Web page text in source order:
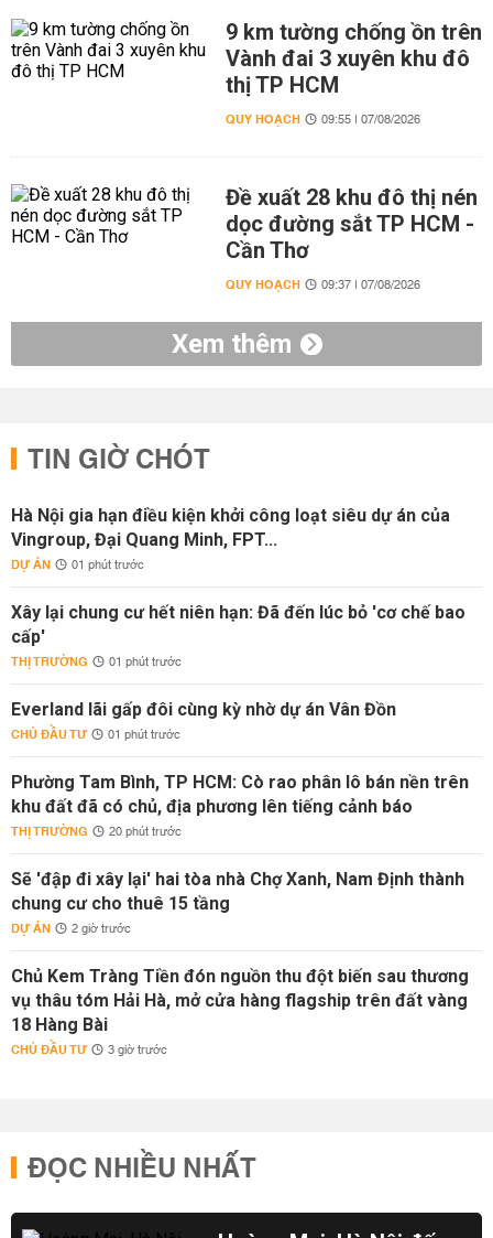
9 km tường chống ồn trên
Vành đai 3 xuyên khu đô
thị TP HCM
QUY HOẠCH 09:55 | 07/08/2026
Đề xuất 28 khu đô thị nén
dọc đường sắt TP HCM -
Cần Thơ
QUY HOẠCH 09:37 | 07/08/2026
Xem thêm
TIN GIỜ CHÓT
Hà Nội gia hạn điều kiện khởi công loạt siêu dự án của
Vingroup, Đại Quang Minh, FPT...
DỰ ÁN 01 phút trước
Xây lại chung cư hết niên hạn: Đã đến lúc bỏ 'cơ chế bao
cấp'
THỊ TRƯỜNG 01 phút trước
Everland lãi gấp đôi cùng kỳ nhờ dự án Vân Đồn
CHỦ ĐẦU TƯ 01 phút trước
Phường Tam Bình, TP HCM: Cò rao phân lô bán nền trên
khu đất đã có chủ, địa phương lên tiếng cảnh báo
THỊ TRƯỜNG 20 phút trước
Sẽ 'đập đi xây lại' hai tòa nhà Chợ Xanh, Nam Định thành
chung cư cho thuê 15 tầng
DỰ ÁN 2 giờ trước
Chủ Kem Tràng Tiền đón nguồn thu đột biến sau thương
vụ thâu tóm Hải Hà, mở cửa hàng flagship trên đất vàng
18 Hàng Bài
CHỦ ĐẦU TƯ 3 giờ trước
ĐỌC NHIỀU NHẤT